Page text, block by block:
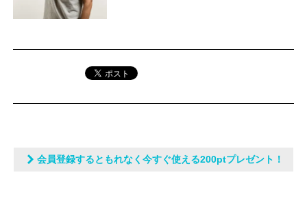
会員登録するともれなく今すぐ使える200ptプレゼント！